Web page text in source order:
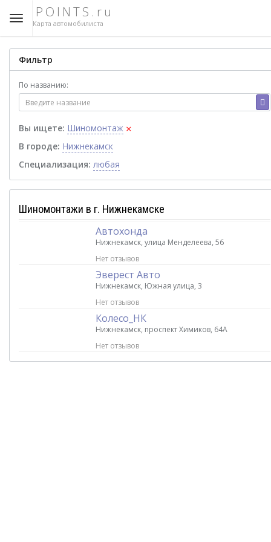
POINTS.ru
Карта автомобилиста
Фильтр
По названию:
Вы ищете: Шиномонтаж ×
В городе: Нижнекамск
Специализация: любая
Шиномонтажи в г. Нижнекамске
Автохонда
Нижнекамск, улица Менделеева, 56
Нет отзывов
Эверест Авто
Нижнекамск, Южная улица, 3
Нет отзывов
Колесо_НК
Нижнекамск, проспект Химиков, 64А
Нет отзывов